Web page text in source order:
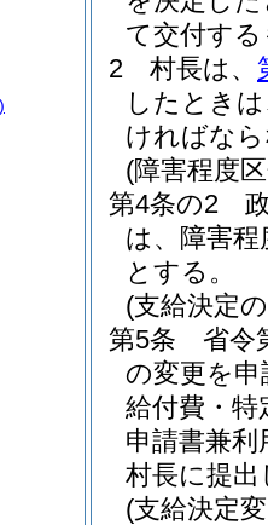
て交付す
2
村長は、
したとき
ければな
(障害程度
第4条の2
は、障害程
とする。
(支給決定
第5条
省令
の変更を
給付費・特
申請書兼利
村長に提
(支給決定